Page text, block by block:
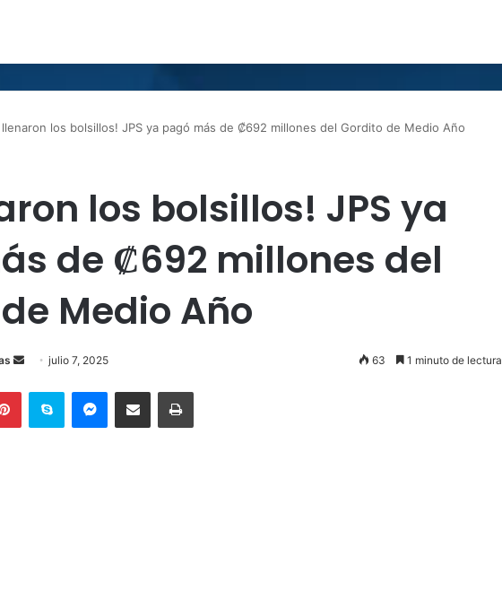
llenaron los bolsillos! JPS ya pagó más de ₡692 millones del Gordito de Medio Año
los bolsillos! JPS ya
de ₡692 millones del
Medio Año
Send
email
julio 7, 2025 63 1 minuto de lectura
PinterestSkype MessengerCompartir por correo electrónicoImprimir